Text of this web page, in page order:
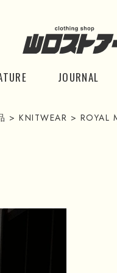
JOURNAL
> KNITWEAR > ROYAL